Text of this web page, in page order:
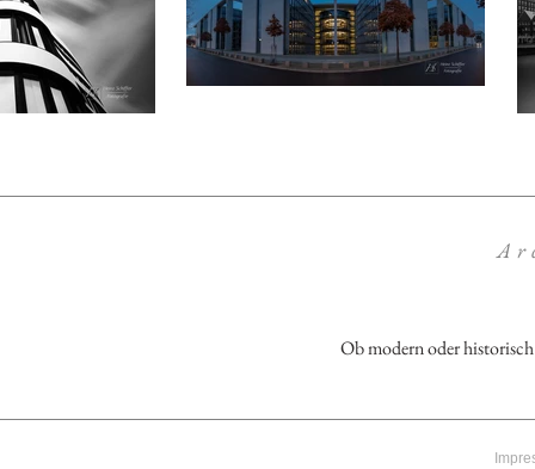
Ob modern oder